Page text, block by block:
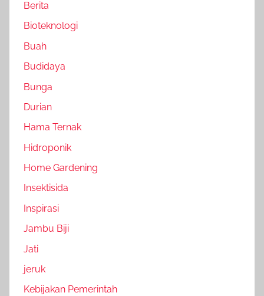
Berita
Bioteknologi
Buah
Budidaya
Bunga
Durian
Hama Ternak
Hidroponik
Home Gardening
Insektisida
Inspirasi
Jambu Biji
Jati
jeruk
Kebijakan Pemerintah